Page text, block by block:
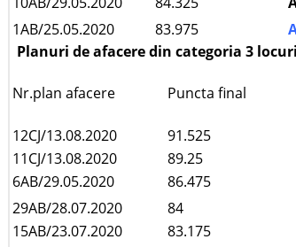
1AB/25.05.2020
83.975
Planuri de afacere din categoria 3
Nr.plan afacere Puncta final
12CJ/13.08.2020
91.525
11CJ/13.08.2020
89.25
6AB/29.05.2020
86.475
29AB/28.07.2020
84
15AB/23.07.2020
83.175